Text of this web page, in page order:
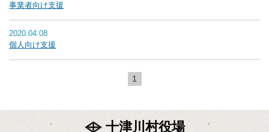
事業者向け支援
2020.04.08
個人向け支援
1
十津川村役場